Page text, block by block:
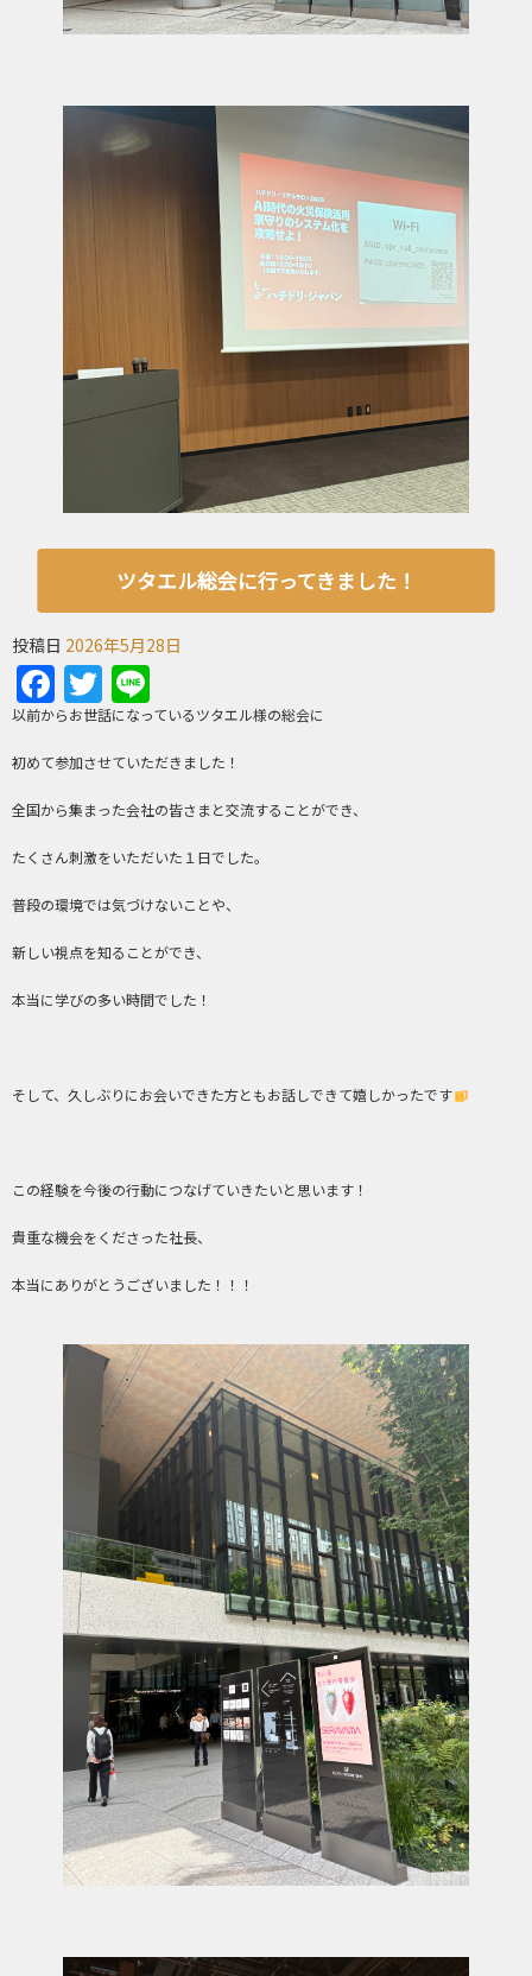
ツタエル総会に行ってきました！
投稿日 2026年5月28日
Facebook
Twitter
以前からお世話になっているツタエル様の総会に
初めて参加させていただきました！
全国から集まった会社の皆さまと交流することができ、
たくさん刺激をいただいた１日でした。
普段の環境では気づけないことや、
新しい視点を知ることができ、
本当に学びの多い時間でした！
そして、久しぶりにお会いできた方ともお話しできて嬉しかったです
この経験を今後の行動につなげていきたいと思います！
貴重な機会をくださった社長、
本当にありがとうございました！！！